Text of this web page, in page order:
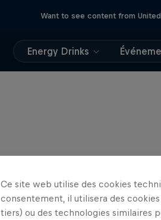
Want to see content from
Energy Drinks
Ce site web utilise des cookies
consentement, il utilisera des
tiers) ou des technologies similaires